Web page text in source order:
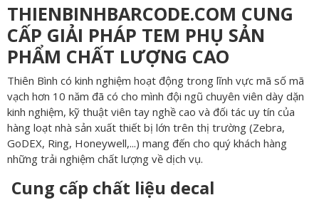
THIENBINHBARCODE.COM CUNG
CẤP GIẢI PHÁP TEM PHỤ SẢN
PHẨM CHẤT LƯỢNG CAO
Thiên Bình có kinh nghiệm hoạt động trong lĩnh vực mã số mã
vạch hơn 10 năm đã có cho mình đội ngũ chuyên viên dày dặn
kinh nghiệm, kỹ thuật viên tay nghề cao và đối tác uy tín của
hàng loạt nhà sản xuất thiết bị lớn trên thị trường (Zebra,
GoDEX, Ring, Honeywell,...) mang đến cho quý khách hàng
những trải nghiệm chất lượng về dịch vụ.
Cung cấp chất liệu decal